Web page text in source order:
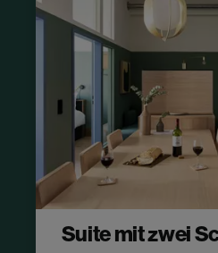
Suite mit zwei